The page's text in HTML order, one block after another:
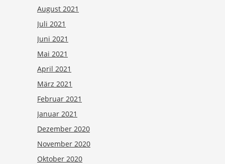
August 2021
Juli 2021
Juni 2021
Mai 2021
April 2021
März 2021
Februar 2021
Januar 2021
Dezember 2020
November 2020
Oktober 2020